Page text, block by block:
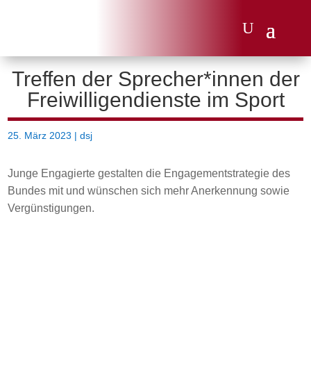
Treffen der Sprecher*innen der
Freiwilligendienste im Sport
25. März 2023 |dsj
Junge Engagierte gestalten die Engagementstrategie des
Bundes mit und wünschen sich mehr Anerkennung sowie
Vergünstigungen.